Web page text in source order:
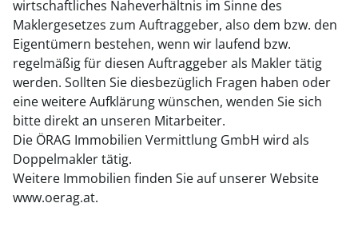
wirtschaftliches Naheverhältnis im Sinne des
Maklergesetzes zum Auftraggeber, also dem bzw. den
Eigentümern bestehen, wenn wir laufend bzw.
regelmäßig für diesen Auftraggeber als Makler tätig
werden. Sollten Sie diesbezüglich Fragen haben oder
eine weitere Aufklärung wünschen, wenden Sie sich
bitte direkt an unseren Mitarbeiter.
Die ÖRAG Immobilien Vermittlung GmbH wird als
Doppelmakler tätig.
Weitere Immobilien finden Sie auf unserer Website
www.oerag.at.